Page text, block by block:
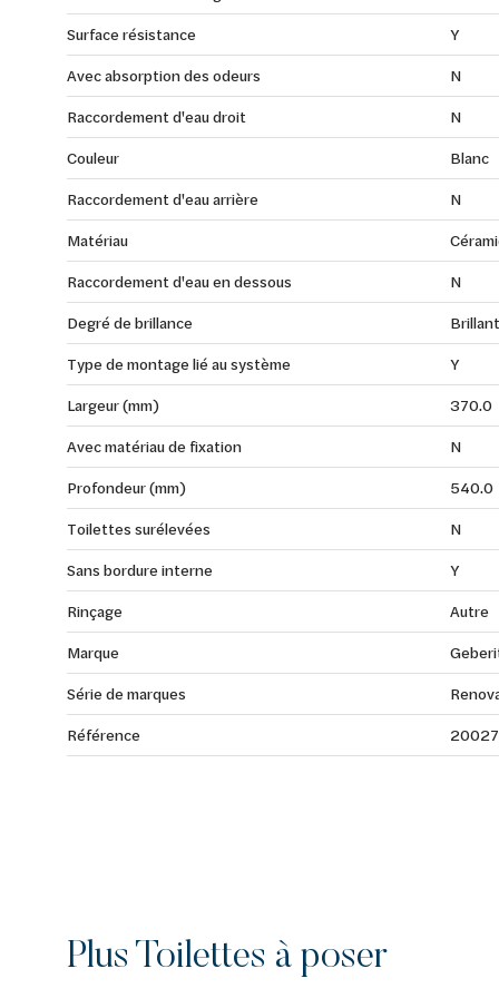
Surface résistance
Y
Avec absorption des odeurs
N
Raccordement d'eau droit
N
Couleur
Blanc
Raccordement d'eau arrière
N
Matériau
Raccordement d'eau en dessous
N
Degré de brillance
Brillant
Type de montage lié au système
Y
Largeur (mm)
370.0
Avec matériau de fixation
N
Profondeur (mm)
540.0
Toilettes surélevées
N
Sans bordure interne
Y
Rinçage
Autre
Marque
Série de marques
Référence
Plus Toilettes à poser